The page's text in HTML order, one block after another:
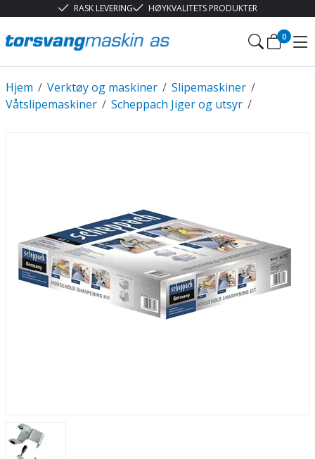
RASK LEVERING HØYKVALITETS PRODUKTER
0
/
Hjem /
Verktøy og maskiner /
Slipemaskiner
/
Våtslipemaskiner /
Scheppach Jiger og utsyr